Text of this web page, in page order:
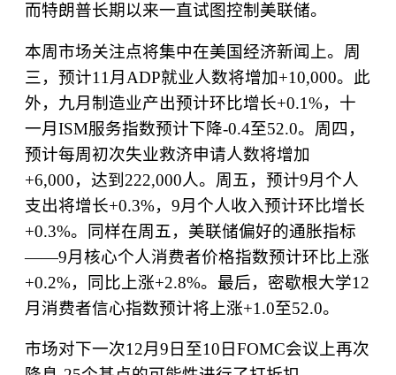
而特朗普长期以来一直试图控制美联储。
本周市场关注点将集中在美国经济新闻上。周
三，预计11 月 ADP就业人数将增加+10,000。此
外，九月制造业产出预计环比增长+0.1%，十
一月 ISM服务指数预计下降-0.4至52.0。周四，
预计每周初次失业救济申请人数将增加
+6,000，达到 222,000人。周五，预计9月个人
支出将增长+0.3%， 9月个人收入预计环比增长
+0.3%。同样在周五，美联储偏好的通胀指标
——9月核心个人消费者价格指数预计环比上涨
+0.2%，同比上涨+2.8%。最后，密歇根大学12
月消费者信心指数预计将上涨+1.0至52.0。
市场对下一次12月 9 日至10 日 FOMC会议上再次